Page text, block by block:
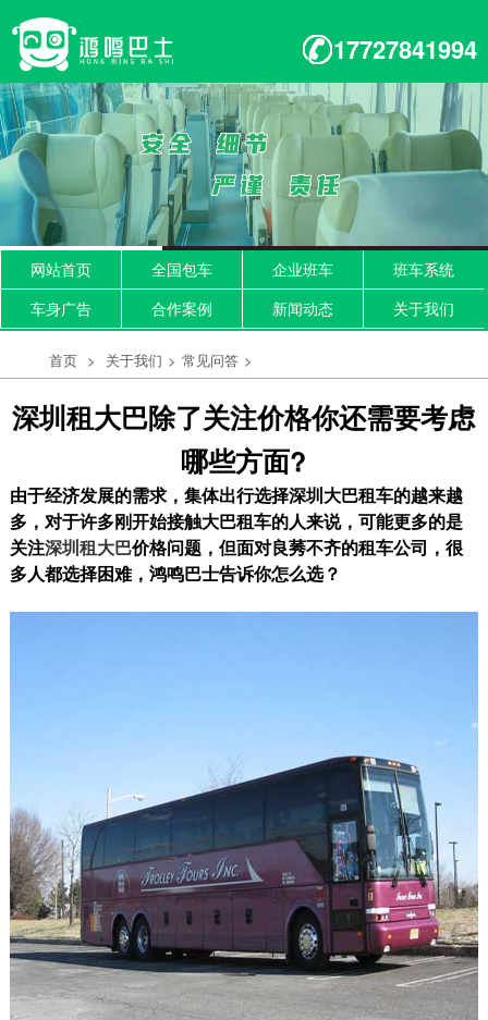
17727841994
网站首页 全国包车 企业班车
班车系统
车身广告
合作案例 新闻动态 关于我们
首页 > 关于我们 > 常见问答 >
深圳租大巴除了关注价格你还需要考虑
哪些方面?
由于经济发展的需求，集体出行选择深圳大巴租车的越来越
多，对于许多刚开始接触大巴租车的人来说，可能更多的是
关注深圳租大巴价格问题，但面对良莠不齐的租车公司，很
多人都选择困难，鸿鸣巴士告诉你怎么选？